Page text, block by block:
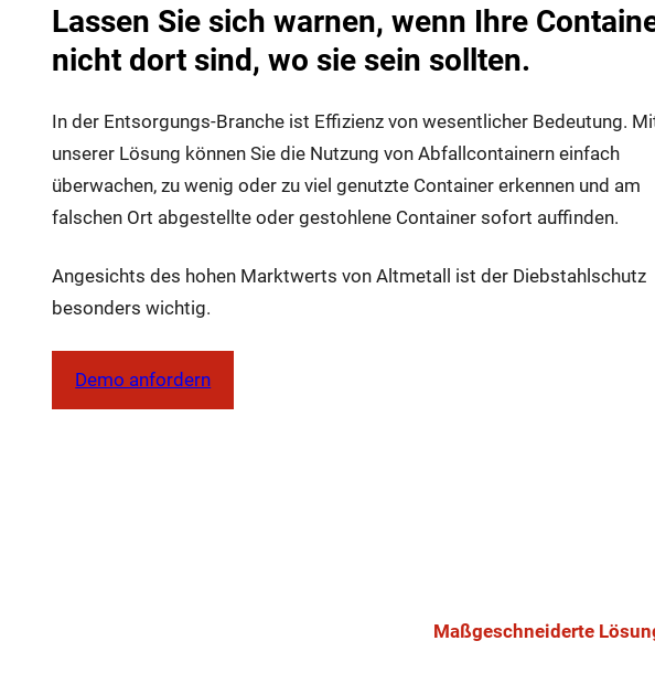
Lassen Sie sich warnen, wenn Ihre
nicht dort sind, wo sie sein sollten.
In der Entsorgungs-Branche ist Effizienz von wesentlicher Bedeutung.
unserer Lösung können Sie die Nutzung von Abfallcontainern einfach
überwachen, zu wenig oder zu viel genutzte Container erkennen und am
falschen Ort abgestellte oder gestohlene Container sofort auffinden.
Angesichts des hohen Marktwerts von Altmetall ist der Diebstahlschutz
besonders wichtig.
Demo anfordern
Maßgeschneiderte